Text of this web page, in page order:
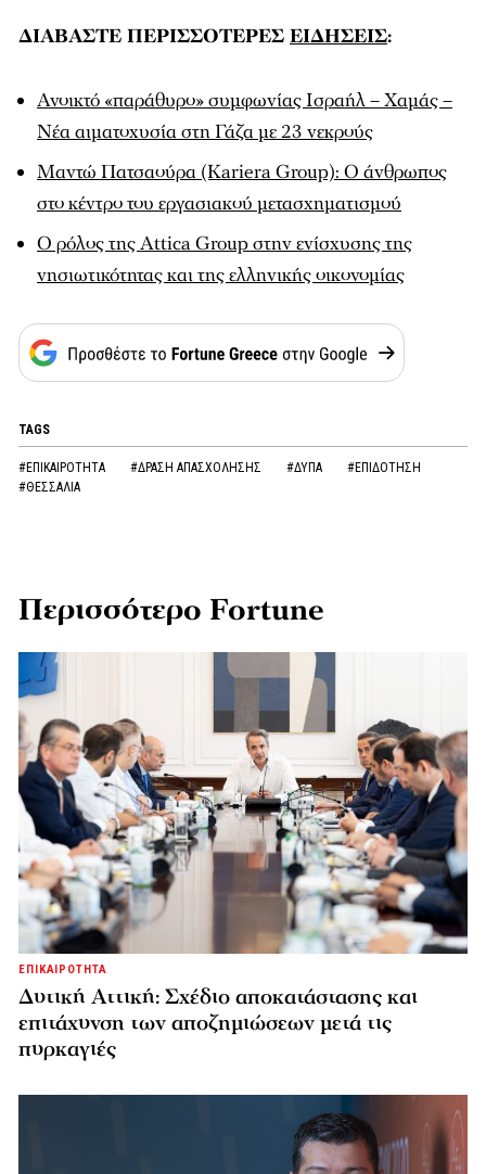
ΔΙΑΒΑΣΤΕ ΠΕΡΙΣΣΟΤΕΡΕΣ ΕΙΔΗΣΕΙΣ:
Ανοικτό «παράθυρο» συμφωνίας Ισραήλ – Χαμάς –
Νέα αιματοχυσία στη Γάζα με 23 νεκρούς
Μαντώ Πατσαούρα (Kariera Group): Ο άνθρωπος
στο κέντρο του εργασιακού μετασχηματισμού
Ο ρόλος της Attica Group στην ενίσχυσης της
νησιωτικότητας και της ελληνικής οικονομίας
TAGS
#ΕΠΙΚΑΙΡΟΤΗΤΑ #ΔΡΑΣΗ ΑΠΑΣΧΟΛΗΣΗΣ #ΔΥΠΑ
#ΕΠΙΔΟΤΗΣΗ
#ΘΕΣΣΑΛΙΑ
Περισσότερο Fortune
ΕΠΙΚΑΙΡΟΤΗΤΑ
Δυτική Αττική: Σχέδιο αποκατάστασης και
επιτάχυνση των αποζημιώσεων μετά τις
πυρκαγιές